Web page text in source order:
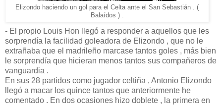
Elizondo haciendo un gol para el Celta ante el San Sebastián . (
Balaídos ) .
- El propio Louis Hon llegó a responder a aquellos que les
sorprendía la facilidad goleadora de Elizondo , que no le
extrañaba que el madrileño marcase tantos goles , más bien
le sorprendía que hicieran menos tantos sus compañeros de
vanguardia .
En sus 28 partidos como jugador celtiña , Antonio Elizondo
llegó a macar los quince tantos que anteriormente he
comentado . En dos ocasiones hizo doblete , la primera en